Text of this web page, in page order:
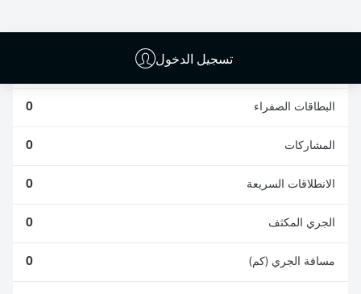
تسجيل الدخول
البطاقات الصفراء 0
المشاركات 0
الانطلاقات السريعة 0
الجري المكثف 0
مسافة الجري (كم) 0